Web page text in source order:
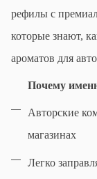
рефилы с
которые знают,
ароматов для
Почему
Авторские
магазинах
Легко